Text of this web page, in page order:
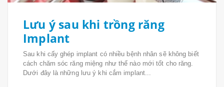
Lưu ý sau khi trồng răng
Implant
Sau khi cấy ghép implant có nhiều bệnh nhân sẽ không biết
cách chăm sóc răng miệng như thế nào mới tốt cho răng.
Dưới đây là những lưu ý khi cắm implant...